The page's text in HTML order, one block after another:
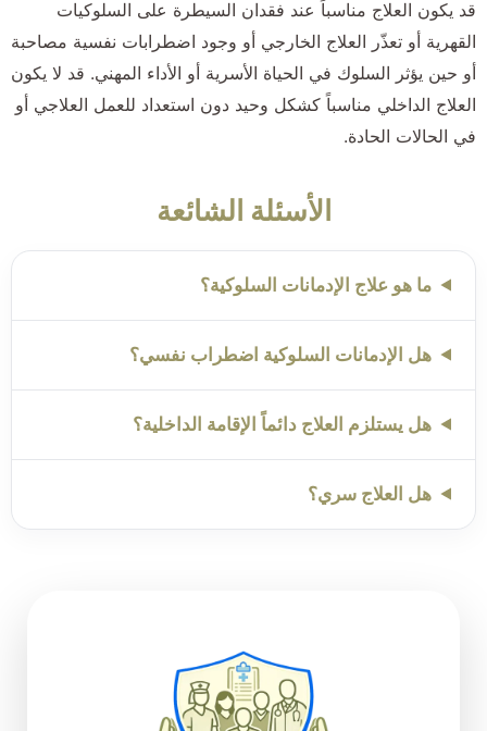
قد يكون العلاج مناسباً عند فقدان السيطرة على السلوكيات
القهرية أو تعذّر العلاج الخارجي أو وجود اضطرابات نفسية مصاحبة
أو حين يؤثر السلوك في الحياة الأسرية أو الأداء المهني. قد لا يكون
العلاج الداخلي مناسباً كشكل وحيد دون استعداد للعمل العلاجي أو
في الحالات الحادة.
الأسئلة الشائعة
ما هو علاج الإدمانات السلوكية؟
هل الإدمانات السلوكية اضطراب نفسي؟
هل يستلزم العلاج دائماً الإقامة الداخلية؟
هل العلاج سري؟